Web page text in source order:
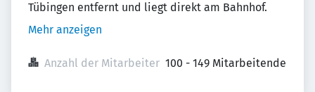
Tübingen entfernt und liegt direkt am Bahnhof.
Mehr anzeigen
Anzahl der Mitarbeiter 100 - 149 Mitarbeitende